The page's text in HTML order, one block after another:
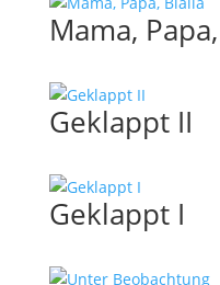
Mama,
Geklappt II
Geklappt I